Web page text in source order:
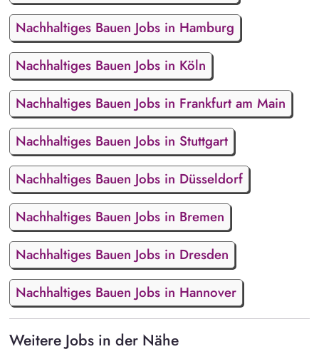
Nachhaltiges Bauen Jobs in Hamburg
Nachhaltiges Bauen Jobs in Köln
Nachhaltiges Bauen Jobs in Frankfurt am Main
Nachhaltiges Bauen Jobs in Stuttgart
Nachhaltiges Bauen Jobs in Düsseldorf
Nachhaltiges Bauen Jobs in Bremen
Nachhaltiges Bauen Jobs in Dresden
Nachhaltiges Bauen Jobs in Hannover
Weitere Jobs in der Nähe